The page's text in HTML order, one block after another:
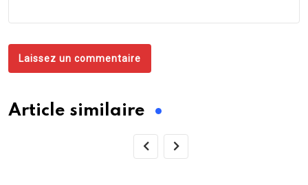
Laissez un commentaire
Article similaire